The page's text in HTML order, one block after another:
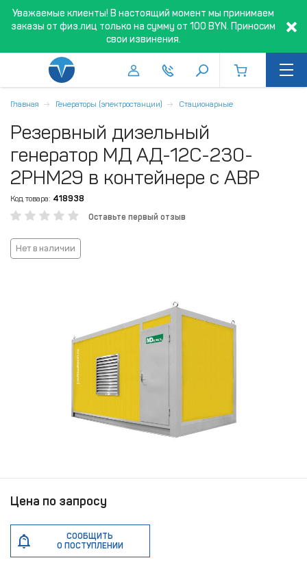
Уважаемые клиенты! В настоящий момент мы принимаем
заказы от физ.лиц только на сумму от 100 BYN. Приносим
свои извинения.
Главная Генераторы (электростанции) Стационарные
Резервный дизельный
генератор МД АД-12С-230-
2РНМ29 в контейнере с АВР
Код товара: 418938
Оставьте первый отзыв
Нет в наличии
Цена по запросу
СООБЩИТЬ
О ПОСТУПЛЕНИИ